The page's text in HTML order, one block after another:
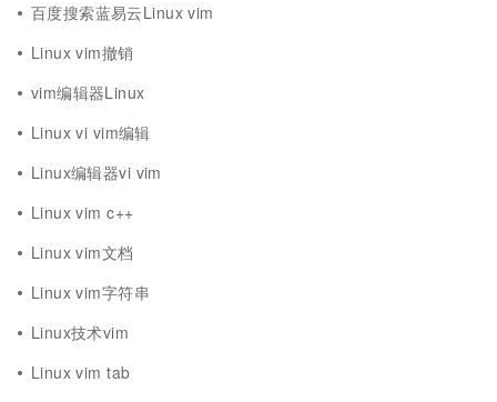
百度搜索蓝易云Linux vim
Linux vim撤销
vim编辑器Linux
Linux vi vim编辑
Linux编辑器vi vim
Linux vim c++
Linux vim文档
Linux vim字符串
Linux技术vim
Linux vim tab